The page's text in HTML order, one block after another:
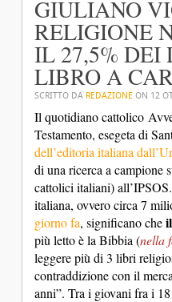
GIULIANO
RELIGIONE
IL 27,5%
LIBRO A
SCRITTO DA REDAZIONE ON 12
Il quotidiano cattolico
Testamento, esegeta di
dell’editoria italiana
di una ricerca a campione
cattolici italiani)
italiana, ovvero circa 7
giorno fa, significano che
più letto è la Bibbia (nella
leggere più di 3 libri
contraddizione con il
anni”. Tra i giovani fra i